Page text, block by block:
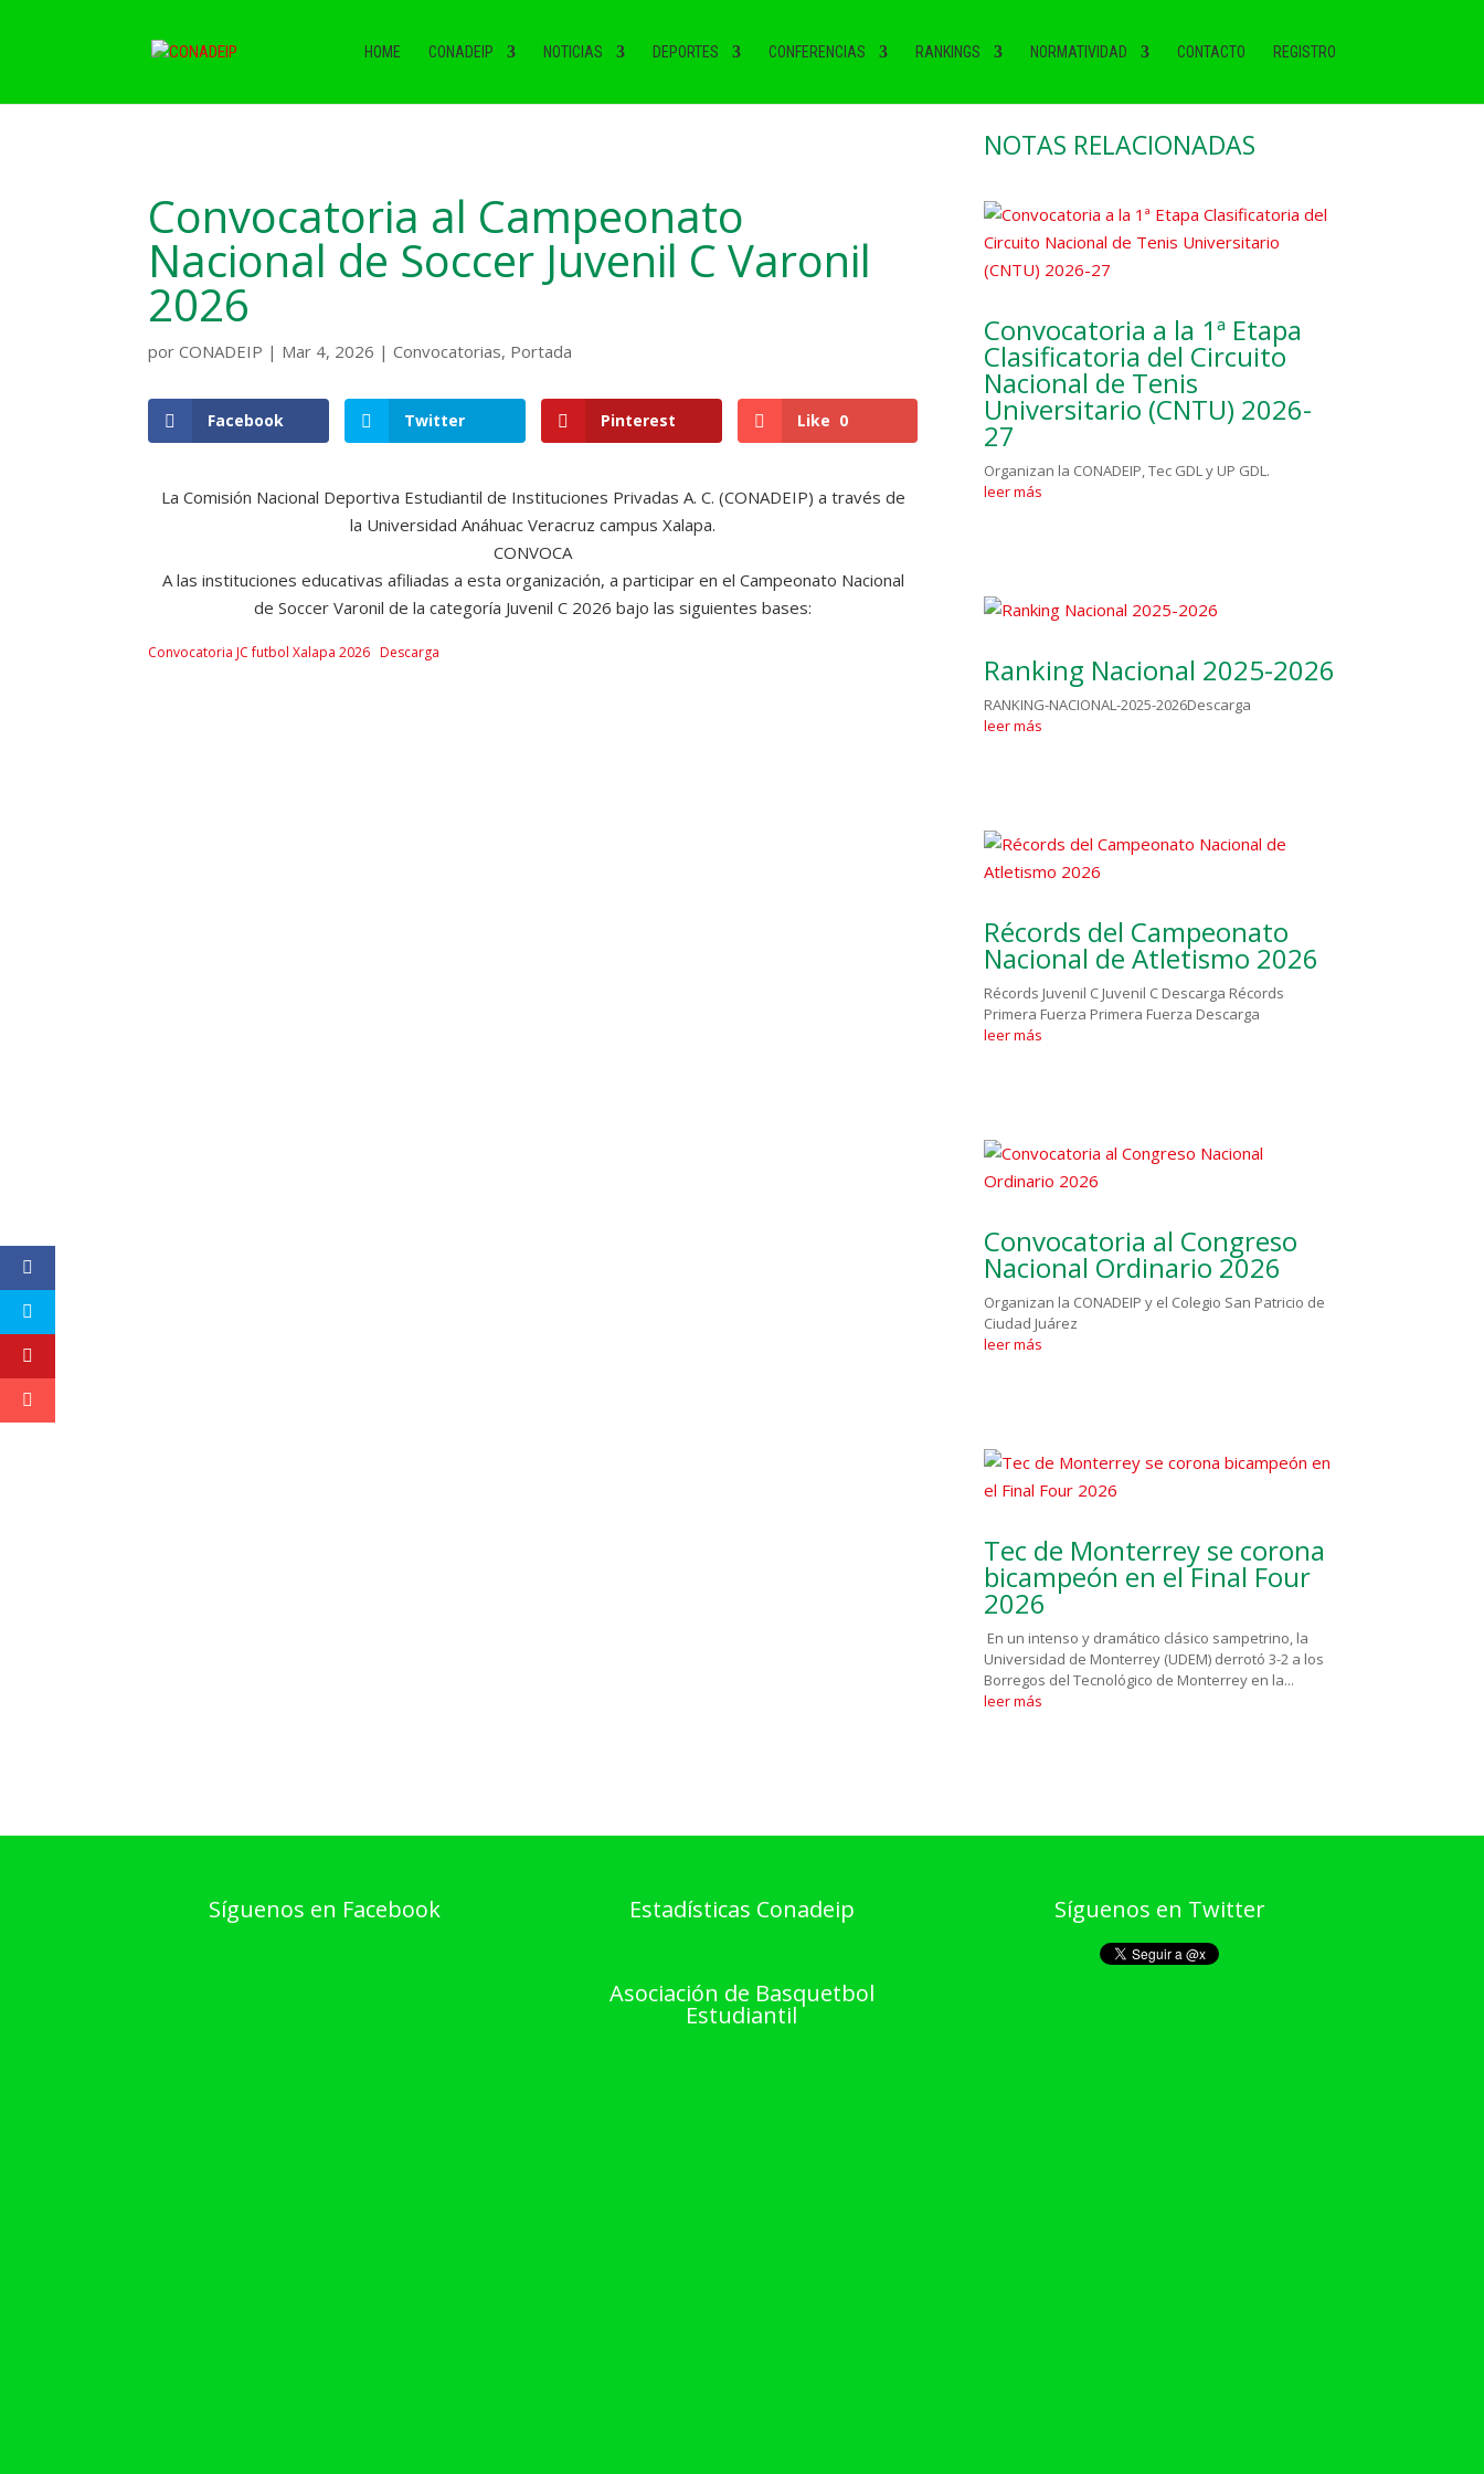
HOME CONADEIP NOTICIAS DEPORTES CONFERENCIAS RANKINGS NORMATIVIDAD CONTACTO REGISTRO
Convocatoria al Campeonato
Nacional de Soccer Juvenil C Varonil
2026
porCONADEIP | Mar 4, 2026 |Convocatorias, Portada
Facebook Twitter Pinterest Like 0
La Comisión Nacional Deportiva Estudiantil de Instituciones Privadas A. C. (CONADEIP) a través de
la Universidad Anáhuac Veracruz campus Xalapa.
CONVOCA
A las instituciones educativas afiliadas a esta organización, a participar en el Campeonato Nacional
de Soccer Varonil de la categoría Juvenil C 2026 bajo las siguientes bases:
Convocatoria JC futbol Xalapa 2026 Descarga
NOTAS RELACIONADAS
Convocatoria a la 1ª Etapa
Clasificatoria del Circuito
Nacional de Tenis
Universitario (CNTU) 2026-
27
Organizan la CONADEIP, Tec GDL y UP GDL.
leer más
Ranking Nacional 2025-2026
RANKING-NACIONAL-2025-2026Descarga
leer más
Récords del Campeonato
Nacional de Atletismo 2026
Récords Juvenil C Juvenil C Descarga Récords
Primera Fuerza Primera Fuerza Descarga
leer más
Convocatoria al Congreso
Nacional Ordinario 2026
Organizan la CONADEIP y el Colegio San Patricio de
Ciudad Juárez
leer más
Tec de Monterrey se corona
bicampeón en el Final Four
2026
En un intenso y dramático clásico sampetrino, la
Universidad de Monterrey (UDEM) derrotó 3-2 a los
Borregos del Tecnológico de Monterrey en la...
leer más
Síguenos en Facebook Estadísticas Conadeip
Asociación de Basquetbol
Estudiantil
Síguenos en Twitter